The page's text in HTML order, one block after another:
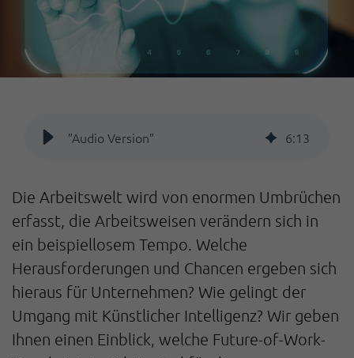
”Audio Version” 6:13
Die Arbeitswelt wird von enormen Umbrüchen
erfasst, die Arbeitsweisen verändern sich in
ein beispiellosem Tempo. Welche
Herausforderungen und Chancen ergeben sich
hieraus für Unternehmen? Wie gelingt der
Umgang mit Künstlicher Intelligenz? Wir geben
Ihnen einen Einblick, welche Future-of-Work-